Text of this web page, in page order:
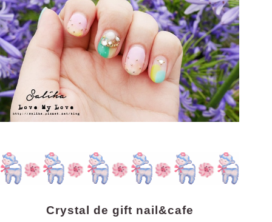
Crystal de gift nail&cafe